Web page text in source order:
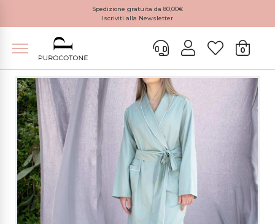
Spedizione gratuita da 80,00€
Iscriviti alla Newsletter
0